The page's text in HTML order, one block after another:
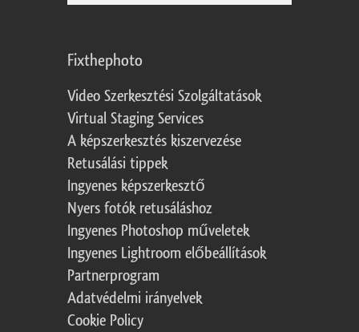
Fixthephoto
Video Szerkesztési Szolgáltatások
Virtual Staging Services
A képszerkesztés kiszervezése
Retusálási tippek
Ingyenes képszerkesztő
Nyers fotók retusáláshoz
Ingyenes Photoshop műveletek
Ingyenes Lightroom előbeállítások
Partnerprogram
Adatvédelmi irányelvek
Cookie Policy